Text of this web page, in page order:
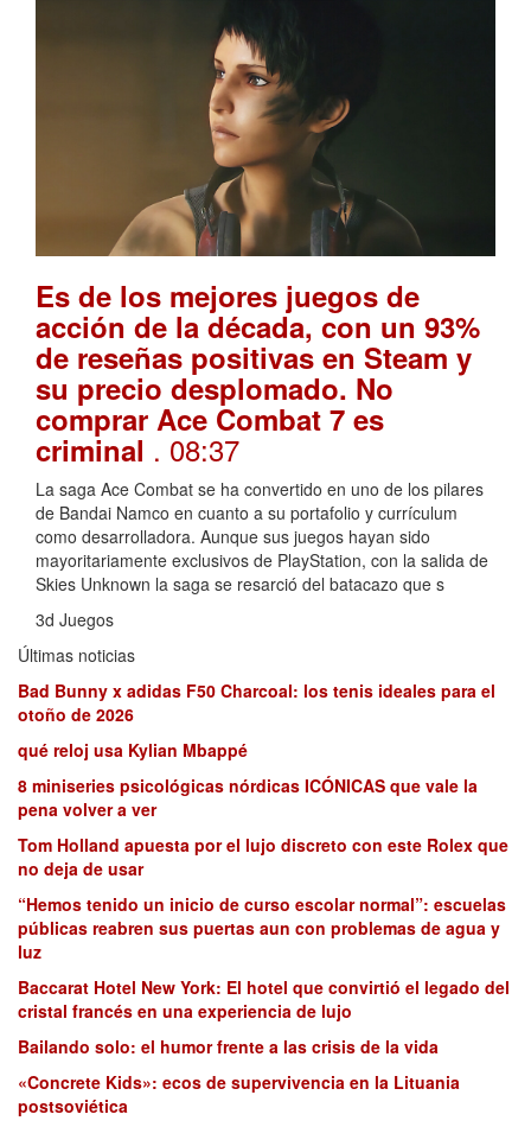
Es de los mejores juegos de
acción de la década, con un 93%
de reseñas positivas en Steam y
su precio desplomado. No
comprar Ace Combat 7 es
criminal . 08:37
La saga Ace Combat se ha convertido en uno de los pilares
de Bandai Namco en cuanto a su portafolio y currículum
como desarrolladora. Aunque sus juegos hayan sido
mayoritariamente exclusivos de PlayStation, con la salida de
Skies Unknown la saga se resarció del batacazo que s
3d Juegos
Últimas noticias
Bad Bunny x adidas F50 Charcoal: los tenis ideales para el
otoño de 2026
qué reloj usa Kylian Mbappé
8 miniseries psicológicas nórdicas ICÓNICAS que vale la
pena volver a ver
Tom Holland apuesta por el lujo discreto con este Rolex que
no deja de usar
“Hemos tenido un inicio de curso escolar normal”: escuelas
públicas reabren sus puertas aun con problemas de agua y
luz
Baccarat Hotel New York: El hotel que convirtió el legado del
cristal francés en una experiencia de lujo
Bailando solo: el humor frente a las crisis de la vida
«Concrete Kids»: ecos de supervivencia en la Lituania
postsoviética